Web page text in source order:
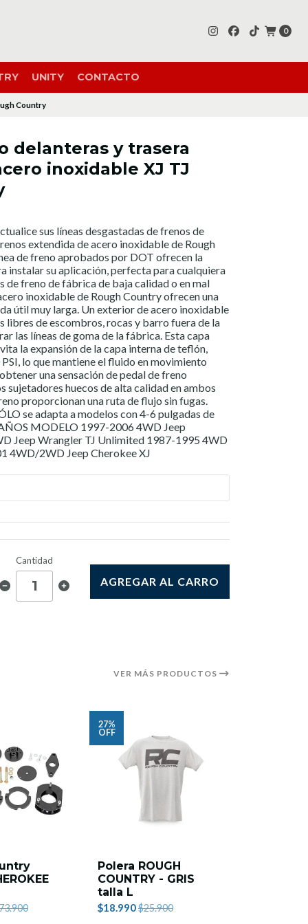
0
UNITY CONTACTO
Country
delanteras y trasera
inoxidable XJ TJ
sus líneas desgastadas de frenos de
extendida de acero inoxidable de Rough
de freno aprobados por DOT ofrecen la
instalar su aplicación, perfecta para cualquiera
de freno de fábrica de baja calidad o en mal
inoxidable de Rough Country ofrecen una
útil muy larga. Un exterior de acero inoxidable
libres de escombros, rocas y barro fuera de la
las líneas de goma de la fábrica. Esta capa
la expansión de la capa interna de teflón,
lo que mantiene el fluido en movimiento
una sensación de pedal de freno
sujetadores huecos de alta calidad en ambos
proporcionan una ruta de flujo sin fugas.
se adapta a modelos con 4-6 pulgadas de
MODELO 1997-2006 4WD Jeep
Jeep Wrangler TJ Unlimited 1987-1995 4WD
4WD/2WD Jeep Cherokee XJ
Cantidad
AGREGAR AL CARRO
VER MÁS PRODUCTOS
27%
OFF
Polera ROUGH
COUNTRY - GRIS
talla L
$18.990$25.900